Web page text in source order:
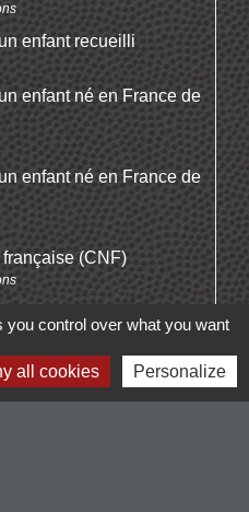
enfant recueilli
enfant né en France de
enfant né en France de
(CNF)
erreur sur cette page
control over what you want
all cookies Personalize